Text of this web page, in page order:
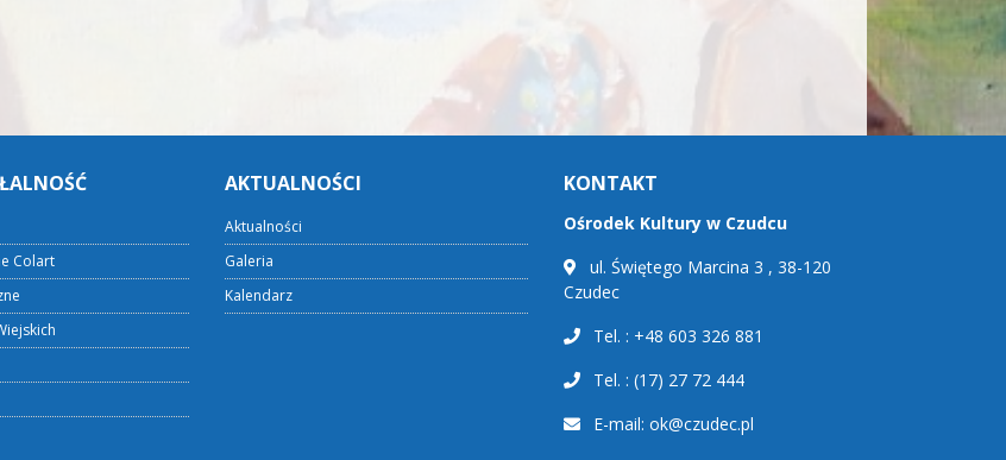
Colart
AKTUALNOŚCI
Aktualności
Galeria
Kalendarz
KONTAKT
Ośrodek Kultury w Czudcu
ul. Świętego Marcina 3 , 38-120
Czudec
Tel. : +48 603 326 881
Tel. : (17) 27 72 444
E-mail: ok@czudec.pl